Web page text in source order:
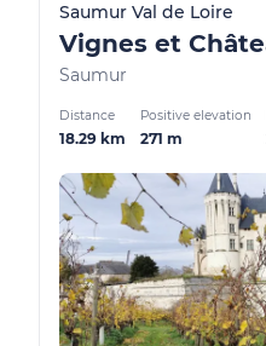
Saumur Val de Loire
Vignes et
Saumur
Distance
18.29 km
Positive elevation
271 m